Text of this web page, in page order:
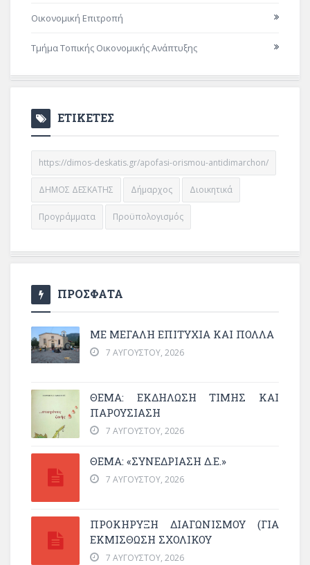
Οικονομική Επιτροπή
Τμήμα Τοπικής Οικονομικής Ανάπτυξης
ΕΤΙΚΕΤΕΣ
https://dimos-deskatis.gr/apofasi-orismou-antidimarchon/
ΔΗΜΟΣ ΔΕΣΚΑΤΗΣ Δήμαρχος Διοικητικά
Προγράμματα Προϋπολογισμός
ΠΡΟΣΦΑΤΑ
ΜΕ ΜΕΓΆΛΗ ΕΠΙΤΥΧΊΑ ΚΑΙ ΠΟΛΛΆ
7 ΑΥΓΟΎΣΤΟΥ, 2026
ΘΈΜΑ: ΕΚΔΉΛΩΣΗ ΤΙΜΉΣ ΚΑΙ
ΠΑΡΟΥΣΊΑΣΗ
7 ΑΥΓΟΎΣΤΟΥ, 2026
ΘΕΜΑ: «ΣΥΝΕΔΡΊΑΣΗ Δ.Ε.»
7 ΑΥΓΟΎΣΤΟΥ, 2026
ΠΡΟΚΗΡΥΞΗ ΔΙΑΓΩΝΙΣΜΟΥ (ΓΙΑ
ΕΚΜΊΣΘΩΣΗ ΣΧΟΛΙΚΟΎ
7 ΑΥΓΟΎΣΤΟΥ, 2026